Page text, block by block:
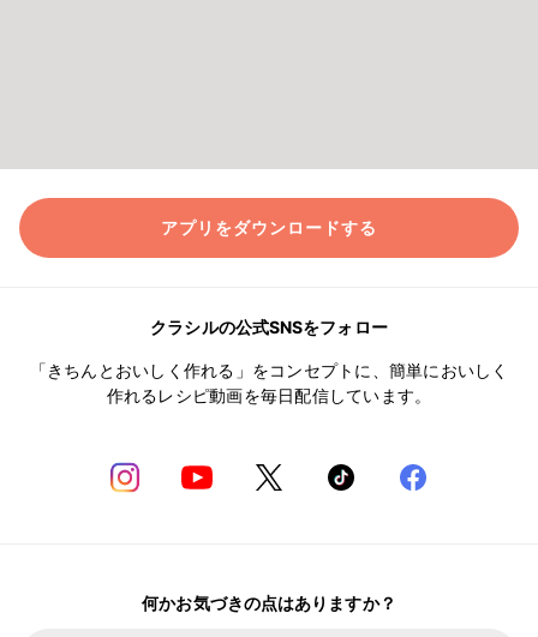
アプリをダウンロードする
クラシルの公式SNSをフォロー
「きちんとおいしく作れる」をコンセプトに、簡単においしく
作れるレシピ動画を毎日配信しています。
何かお気づきの点はありますか？